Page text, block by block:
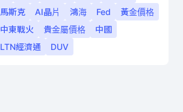
馬斯克
AI晶片 鴻海 Fed
黃金價格
中東戰火
貴金屬價格
中國
LTN經濟通
DUV